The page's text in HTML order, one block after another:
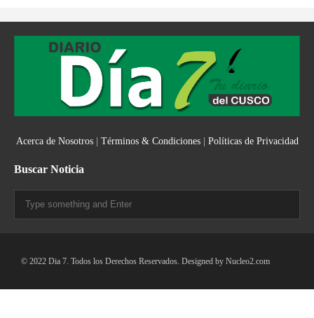
Acerca de Nosotros| Términos & Condiciones| Políticas de Privacidad
Buscar Noticia
© 2022 Dia 7. Todos los Derechos Reservados. Designed by Nucleo2.com